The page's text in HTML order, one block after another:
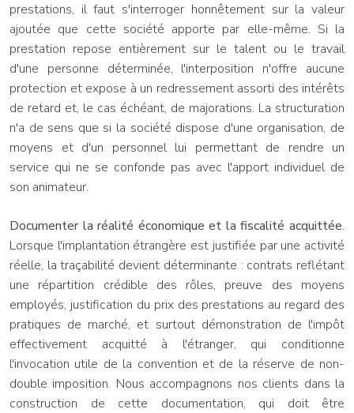
prestations, il faut s'interroger honnêtement sur la valeur
ajoutée que cette société apporte par elle-même. Si la
prestation repose entièrement sur le talent ou le travail
d'une personne déterminée, l'interposition n'offre aucune
protection et expose à un redressement assorti des intérêts
de retard et, le cas échéant, de majorations. La structuration
n'a de sens que si la société dispose d'une organisation, de
moyens et d'un personnel lui permettant de rendre un
service qui ne se confonde pas avec l'apport individuel de
son animateur.
Documenter la réalité économique et la fiscalité acquittée.
Lorsque l'implantation étrangère est justifiée par une activité
réelle, la traçabilité devient déterminante : contrats reflétant
une répartition crédible des rôles, preuve des moyens
employés, justification du prix des prestations au regard des
pratiques de marché, et surtout démonstration de l'impôt
effectivement acquitté à l'étranger, qui conditionne
l'invocation utile de la convention et de la réserve de non-
double imposition. Nous accompagnons nos clients dans la
construction de cette documentation, qui doit être